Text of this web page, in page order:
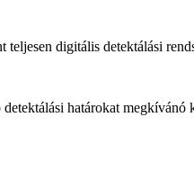
digitális detektálási
határokat